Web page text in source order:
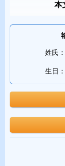
（二）蛇年女宝
蛇年女宝宝起名
父母都希望女儿拥
期望宝宝贤惠善良
“学”“思”“睿” 等
着聪慧美丽；“雅
蛇年女宝宝起名
本
姓氏：
生日：